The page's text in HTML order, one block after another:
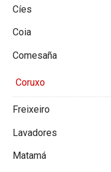
Cíes
Coia
Comesaña
Coruxo
Freixeiro
Lavadores
Matamá